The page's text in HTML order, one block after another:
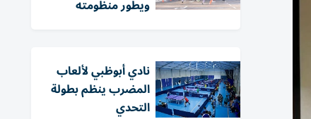
ويطور منظومته
نادي أبوظبي لألعاب
المضرب ينظم بطولة
التحدي